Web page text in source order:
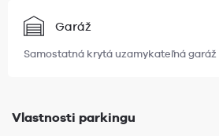
Garáž
Samostatná krytá uzamykateľná garáž
Vlastnosti parkingu